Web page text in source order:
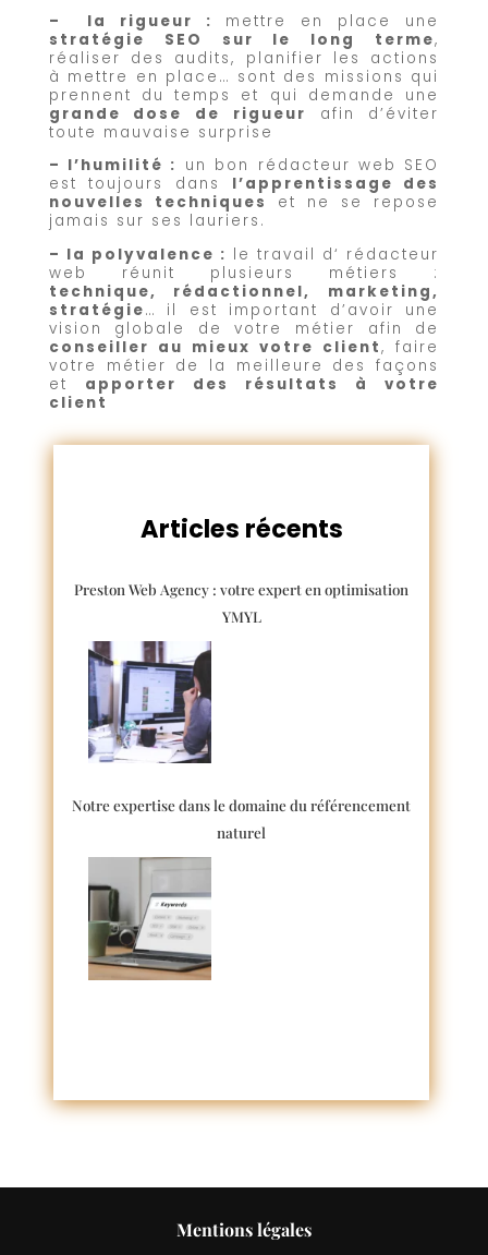
– la rigueur
: mettre en place une
stratégie SEO sur le long terme,
réaliser des audits, planifier les actions
à mettre en place… sont des missions qui
prennent du temps et qui demande une
grande dose de rigueur afin d’éviter
toute mauvaise surprise
– l’humilité : un bon rédacteur web SEO
est toujours dans l’apprentissage des
nouvelles techniques
et ne se repose
jamais sur ses lauriers.
– la polyvalence : le travail d‘ rédacteur
web réunit plusieurs métiers :
technique, rédactionnel, marketing,
stratégie… il est important d’avoir une
vision globale de votre métier afin de
conseiller au mieux votre client, faire
votre métier de la meilleure des façons
et apporter des résultats à votre
client
Articles récents
Preston Web Agency : votre expert en optimisation
YMYL
Notre expertise dans le domaine du référencement
naturel
Mentions légales